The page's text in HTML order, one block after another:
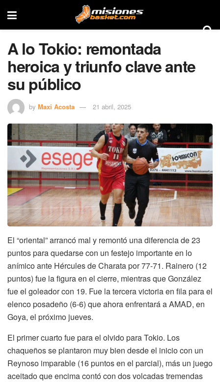
A lo Tokio: remontada
heroica y triunfo clave ante
su público
by Maxi Acosta 21 abril, 2025
El “oriental” arrancó mal y remontó una diferencia de 23
puntos para quedarse con un festejo importante en lo
anímico ante Hércules de Charata por 77-71. Rainero (12
puntos) fue la figura en el cierre, mientras que González
fue el goleador con 19. Fue la tercera victoria en fila para el
elenco posadeño (6-6) que ahora enfrentará a AMAD, en
Goya, el próximo jueves.
El primer cuarto fue para el olvido para Tokio. Los
chaqueños se plantaron muy bien desde el inicio con un
Reynoso imparable (16 puntos en el parcial), más un juego
aceitado que encima contó con dos volcadas tremendas